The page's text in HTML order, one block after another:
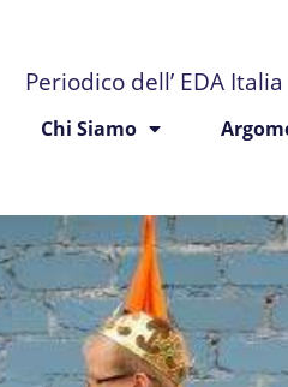
Periodico dell’ EDA
Chi Siamo